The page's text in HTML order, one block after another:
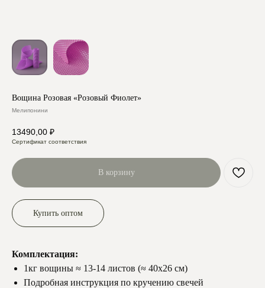
Вощина Розовая «Розовый Фиолет»
Мелипонини
13490,00 ₽
Сертификат соответствия
В корзину
Купить оптом
Комплектация:
1кг вощины ≈ 13-14 листов (≈ 40х26 см)
Подробная инструкция по кручению свечей